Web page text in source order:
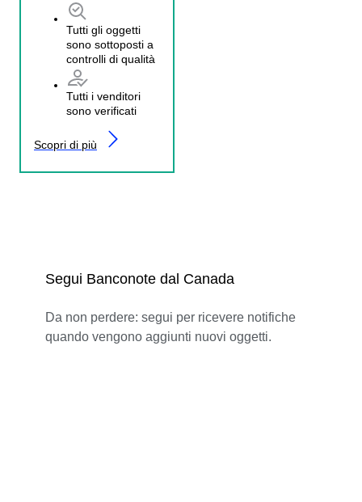
Tutti gli oggetti
sono sottoposti a
controlli di qualità
Tutti i venditori
sono verificati
Scopri di più
Segui Banconote dal Canada
Da non perdere: segui per ricevere notifiche
quando vengono aggiunti nuovi oggetti.